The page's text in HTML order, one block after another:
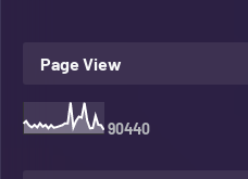
Page View
90440